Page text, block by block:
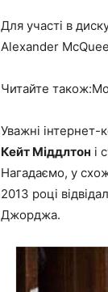
Для участі в
Alexander
Читайте
Уважні інтернет-
Кейт Міддлтон і
Нагадаємо, у
2013 році
Джорджа.